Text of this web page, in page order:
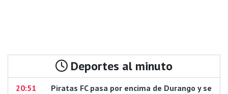
Deportes al minuto
20:51
Piratas FC pasa por encima de Durango y se